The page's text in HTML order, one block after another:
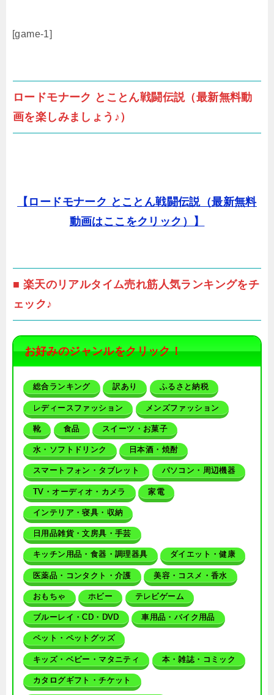
[game-1]
ロードモナーク とことん戦闘伝説（最新無料動
画を楽しみましょう♪）
【ロードモナーク とことん戦闘伝説（最新無料
動画はここをクリック）】
■ 楽天のリアルタイム売れ筋人気ランキングをチ
ェック♪
お好みのジャンルをクリック！
総合ランキング 訳あり ふるさと納税
レディースファッション メンズファッション
靴 食品 スイーツ・お菓子
水・ソフトドリンク 日本酒・焼酎
スマートフォン・タブレット パソコン・周辺機器
TV・オーディオ・カメラ 家電
インテリア・寝具・収納
日用品雑貨・文房具・手芸
キッチン用品・食器・調理器具 ダイエット・健康
医薬品・コンタクト・介護 美容・コスメ・香水
おもちゃ ホビー テレビゲーム
ブルーレイ・CD・DVD 車用品・バイク用品
ペット・ペットグッズ
キッズ・ベビー・マタニティ 本・雑誌・コミック
カタログギフト・チケット